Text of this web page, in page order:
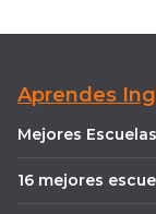
Aprendes
Mejores
16 mejores